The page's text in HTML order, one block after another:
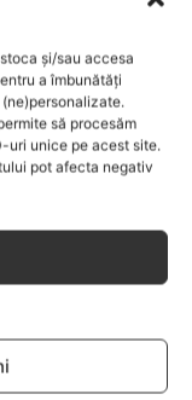
și/sau accesa
a îmbunătăți
să procesăm
uri unice pe acest site.
pot afecta negativ
fac
– VIDEO